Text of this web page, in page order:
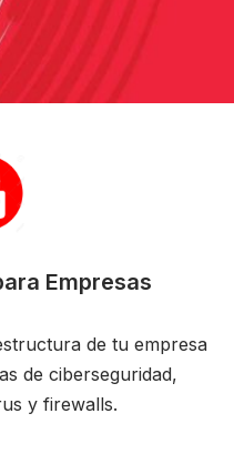
Empresas
de tu empresa
de ciberseguridad,
y firewalls.